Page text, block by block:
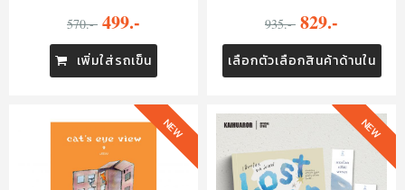
570.- 499.-
เพิ่มใส่รถเข็น
935.- 829.-
เลือกตัวเลือกสินค้าด้านใน
NEW NEW